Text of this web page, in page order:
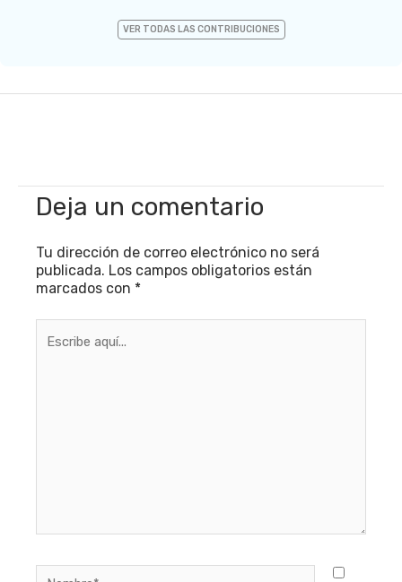
VER TODAS LAS CONTRIBUCIONES
Deja un comentario
Tu dirección de correo electrónico no será
publicada. Los campos obligatorios están
marcados con *
aquí...